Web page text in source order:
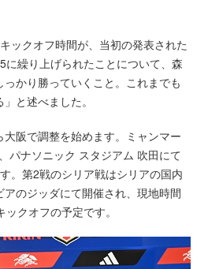
ックオフ時間が、当初の発表された
繰り上げられたことについて、森
かり勝っていくこと。これまでも
と述べました。
阪で調整を始めます。ミャンマー
パナソニック スタジアム 吹田にて
。第2戦のシリア戦はシリアの国内
のジッダにて開催され、現地時間
クオフの予定です。